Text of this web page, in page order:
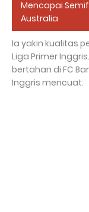
Mencapai
Australia
Ia yakin kualitas
Liga Primer
bertahan di FC
Inggris mencuat.